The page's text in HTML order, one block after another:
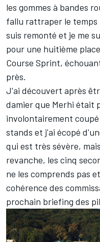
les gommes à bandes
fallu rattraper le temps
suis remonté et je me
pour une huitième
Course Sprint,
près.
J'ai découvert après
damier que Merhi était
involontairement
stands et j'ai écopé
qui est très sévère,
revanche, les cinq
ne les comprends pas
cohérence des
prochain briefing des